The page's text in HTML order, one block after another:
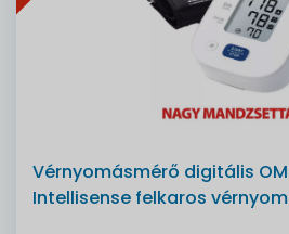
Vérnyomásmérő digitális
Intellisense felkaros